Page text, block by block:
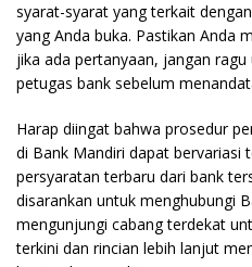
syarat-syarat yang terkait
yang Anda buka. Pastikan Anda
jika ada pertanyaan, jangan
petugas bank sebelum
Harap diingat bahwa prosedur
di Bank Mandiri dapat bervariasi
persyaratan terbaru dari bank
disarankan untuk menghubungi
mengunjungi cabang terdekat
terkini dan rincian lebih lanjut